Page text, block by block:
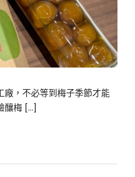
廠，不必等到梅子季節才能
釀梅 […]